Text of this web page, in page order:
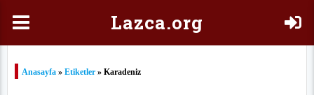
Lazca.org
Anasayfa » Etiketler » Karadeniz